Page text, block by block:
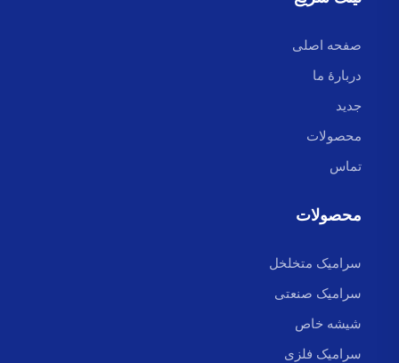
صفحه اصلی
دربارهٔ ما
جدید
محصولات
تماس
محصولات
سرامیک متخلخل
سرامیک صنعتی
شیشه خاص
سرامیک فلزی